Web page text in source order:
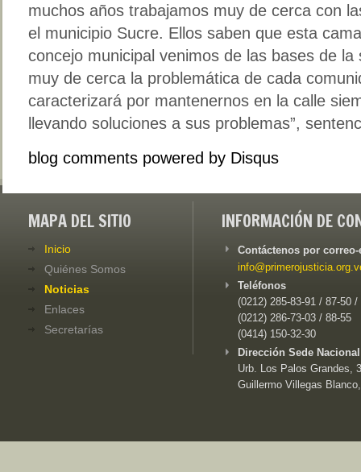
muchos años trabajamos muy de cerca con
el municipio Sucre. Ellos saben que esta
concejo municipal venimos de las bases de
muy de cerca la problemática de cada
caracterizará por mantenernos en la calle
llevando soluciones a sus problemas”,
blog comments powered by Disqus
MAPA DEL SITIO
Inicio
Quiénes Somos
Noticias
Enlaces
Secretarías
INFORMACIÓN DE
Contáctenos por
Teléfonos
(0212) 285-83-91 / 87-50 /
(0212) 286-73-03 / 88-55
(0414) 150-32-30
Dirección Sede
Urb. Los Palos Grandes,
Guillermo Villegas